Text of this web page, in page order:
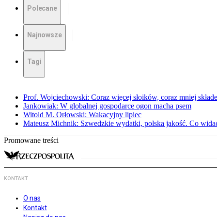
Polecane
Najnowsze
Tagi
Prof. Wojciechowski: Coraz więcej słoików, coraz mniej
Jankowiak: W globalnej gospodarce ogon macha psem
Witold M. Orłowski: Wakacyjny lipiec
Mateusz Michnik: Szwedzkie wydatki, polska jakość. Co
Promowane treści
KONTAKT
O nas
Kontakt